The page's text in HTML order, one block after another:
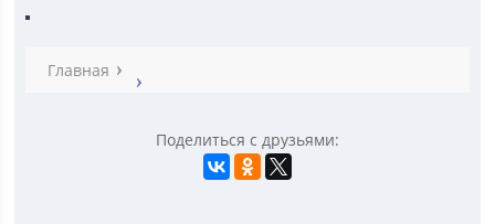
Главная
Поделиться с друзьями: